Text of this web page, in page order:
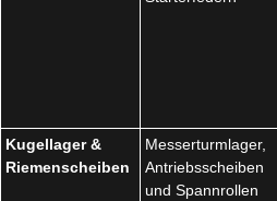
Kugellager &
Riemenscheiben
Messerturmlager,
Antriebsscheiben
und Spannrollen